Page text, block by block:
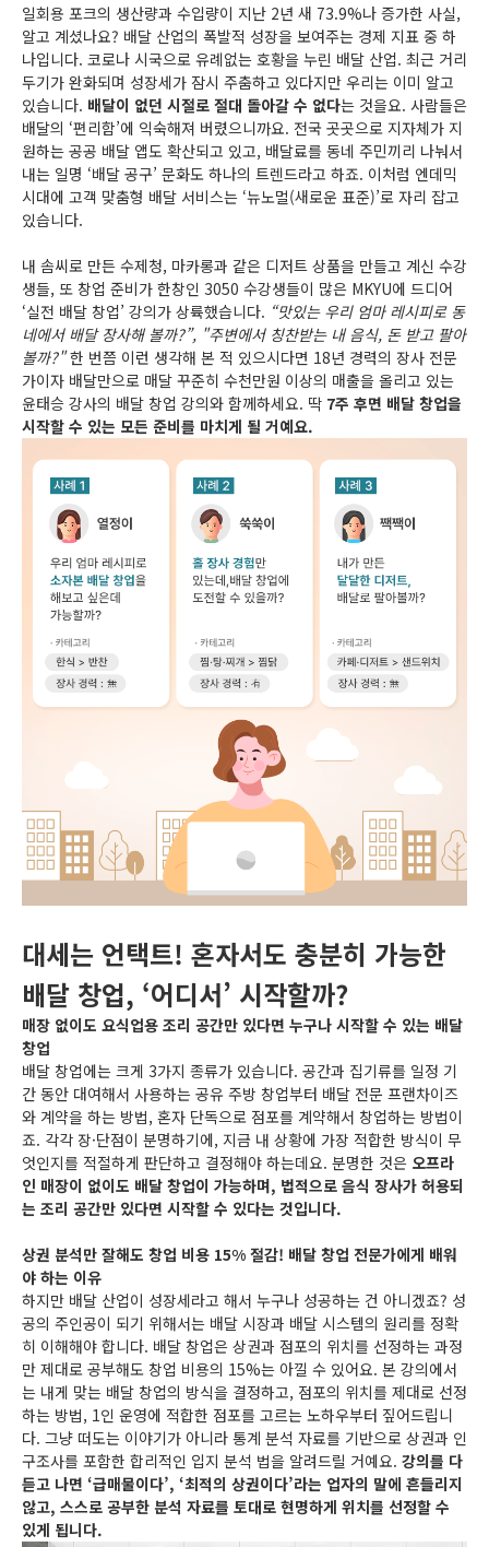
일회용 포크의 생산량과 수입량이 지난 2년 새 73.9%나 증가한 사실,
알고 계셨나요? 배달 산업의 폭발적 성장을 보여주는 경제 지표 중 하
나입니다. 코로나 시국으로 유례없는 호황을 누린 배달 산업. 최근 거리
두기가 완화되며 성장세가 잠시 주춤하고 있다지만 우리는 이미 알고
있습니다. 배달이 없던 시절로 절대 돌아갈 수 없다는 것을요. 사람들은
배달의 ‘편리함’에 익숙해져 버렸으니까요. 전국 곳곳으로 지자체가 지
원하는 공공 배달 앱도 확산되고 있고, 배달료를 동네 주민끼리 나눠서
내는 일명 ‘배달 공구’ 문화도 하나의 트렌드라고 하죠. 이처럼 엔데믹
시대에 고객 맞춤형 배달 서비스는 ‘뉴노멀(새로운 표준)’로 자리 잡고
있습니다.
내 솜씨로 만든 수제청, 마카롱과 같은 디저트 상품을 만들고 계신 수강
생들, 또 창업 준비가 한창인 3050 수강생들이 많은 MKYU에 드디어
‘실전 배달 창업’ 강의가 상륙했습니다. “맛있는 우리 엄마 레시피로 동
네에서 배달 장사해 볼까?”, "주변에서 칭찬받는 내 음식, 돈 받고 팔아
볼까?"한 번쯤 이런 생각해 본 적 있으시다면 18년 경력의 장사 전문
가이자 배달만으로 매달 꾸준히 수천만원 이상의 매출을 올리고 있는
윤태승 강사의 배달 창업 강의와 함께하세요. 딱 7주 후면 배달 창업을
시작할 수 있는 모든 준비를 마치게 될 거예요.
대세는 언택트! 혼자서도 충분히 가능한
배달 창업, ‘어디서’ 시작할까?
매장 없이도 요식업용 조리 공간만 있다면 누구나 시작할 수 있는 배달
창업
배달 창업에는 크게 3가지 종류가 있습니다. 공간과 집기류를 일정 기
간 동안 대여해서 사용하는 공유 주방 창업부터 배달 전문 프랜차이즈
와 계약을 하는 방법, 혼자 단독으로 점포를 계약해서 창업하는 방법이
죠. 각각 장·단점이 분명하기에, 지금 내 상황에 가장 적합한 방식이 무
엇인지를 적절하게 판단하고 결정해야 하는데요. 분명한 것은 오프라
인 매장이 없이도 배달 창업이 가능하며, 법적으로 음식 장사가 허용되
는 조리 공간만 있다면 시작할 수 있다는 것입니다.
상권 분석만 잘해도 창업 비용 15% 절감! 배달 창업 전문가에게 배워
야 하는 이유
하지만 배달 산업이 성장세라고 해서 누구나 성공하는 건 아니겠죠? 성
공의 주인공이 되기 위해서는 배달 시장과 배달 시스템의 원리를 정확
히 이해해야 합니다. 배달 창업은 상권과 점포의 위치를 선정하는 과정
만 제대로 공부해도 창업 비용의 15%는 아낄 수 있어요. 본 강의에서
는 내게 맞는 배달 창업의 방식을 결정하고, 점포의 위치를 제대로 선정
하는 방법, 1인 운영에 적합한 점포를 고르는 노하우부터 짚어드립니
다. 그냥 떠도는 이야기가 아니라 통계 분석 자료를 기반으로 상권과 인
구조사를 포함한 합리적인 입지 분석 법을 알려드릴 거예요. 강의를 다
듣고 나면 ‘급매물이다’, ‘최적의 상권이다’라는 업자의 말에 흔들리지
않고, 스스로 공부한 분석 자료를 토대로 현명하게 위치를 선정할 수
있게 됩니다.